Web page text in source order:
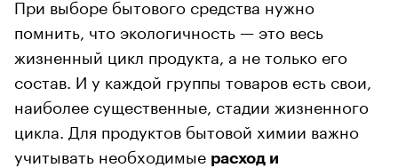
При выборе бытового средства нужно
помнить, что экологичность — это весь
жизненный цикл продукта, а не только его
состав. И у каждой группы товаров есть свои,
наиболее существенные, стадии жизненного
цикла. Для продуктов бытовой химии важно
учитывать необходимые расход и